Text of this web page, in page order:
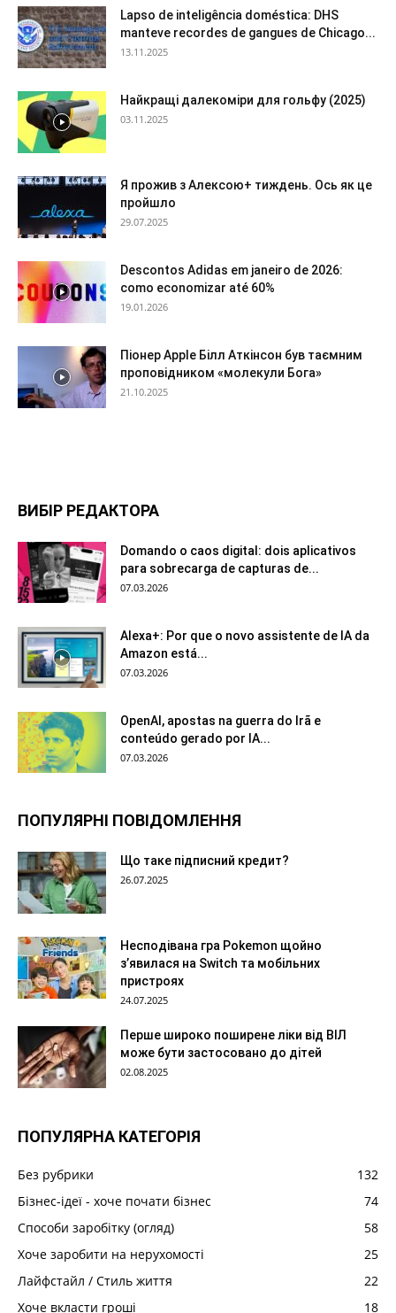
Lapso de inteligência doméstica: DHS
manteve recordes de gangues de Chicago...
13.11.2025
Найкращі далекоміри для гольфу (2025)
03.11.2025
Я прожив з Алексою+ тиждень. Ось як це
пройшло
29.07.2025
Descontos Adidas em janeiro de 2026:
como economizar até 60%
19.01.2026
Піонер Apple Білл Аткінсон був таємним
проповідником «молекули Бога»
21.10.2025
ВИБІР РЕДАКТОРА
Domando o caos digital: dois aplicativos
para sobrecarga de capturas de...
07.03.2026
Alexa+: Por que o novo assistente de IA da
Amazon está...
07.03.2026
OpenAI, apostas na guerra do Irã e
conteúdo gerado por IA...
07.03.2026
ПОПУЛЯРНІ ПОВІДОМЛЕННЯ
Що таке підписний кредит?
26.07.2025
Несподівана гра Pokemon щойно
з’явилася на Switch та мобільних
пристроях
24.07.2025
Перше широко поширене ліки від ВІЛ
може бути застосовано до дітей
02.08.2025
ПОПУЛЯРНА КАТЕГОРІЯ
Без рубрики
132
Бізнес-ідеї - хоче почати бізнес
74
Способи заробітку (огляд)
58
Хоче заробити на нерухомості
25
Лайфстайл / Стиль життя
22
Хоче вкласти гроші
18